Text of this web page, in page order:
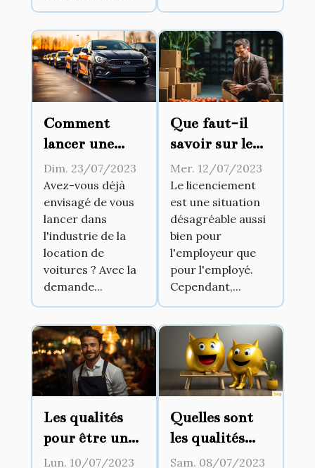
Comment
lancer une
entreprise de
location
automobile ?
Dim. 23/07/2023
Avez-vous déjà
envisagé de vous
lancer dans
l'industrie de la
location de
voitures ? Avec la
demande...
Que faut-il
savoir sur le
licenciement
abusif ?
Mer. 12/07/2023
Le licenciement
est une situation
désagréable aussi
bien pour
l'employeur que
pour l'employé.
Cependant,...
Les qualités
pour être un
bon gérant de
Lun. 10/07/2023
Quelles sont
les qualités
requises pour
Sam. 08/07/2023